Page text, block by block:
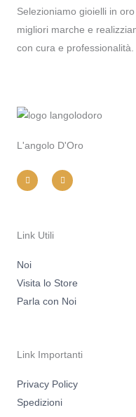
Selezioniamo gioielli in
migliori marche e
con cura e professionalità.
L'angolo D'Oro
n
s
t
m
a
c
e
Link Utili
Noi
Visita lo Store
Parla con Noi
Link Importanti
Privacy Policy
Spedizioni